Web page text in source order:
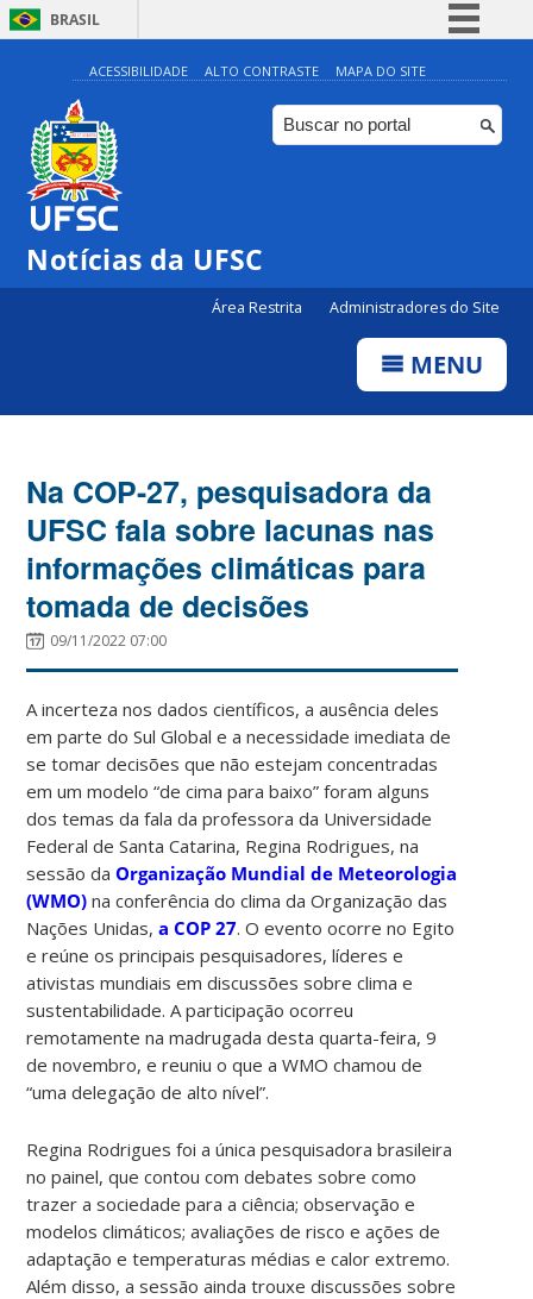
BRASIL
Simplifique!
Comunica BR
Participe
ACESSIBILIDADE ALTO CONTRASTE MAPA DO SITE
Notícias da UFSC
Área Restrita Administradores do Site
MENU
Na COP-27, pesquisadora da
UFSC fala sobre lacunas nas
informações climáticas para
tomada de decisões
09/11/2022 07:00
A incerteza nos dados científicos, a ausência deles
em parte do Sul Global e a necessidade imediata de
se tomar decisões que não estejam concentradas
em um modelo “de cima para baixo” foram alguns
dos temas da fala da professora da Universidade
Federal de Santa Catarina, Regina Rodrigues, na
sessão daOrganização Mundial de Meteorologia
(WMO) na conferência do clima da Organização das
Nações Unidas,a COP 27. O evento ocorre no Egito
e reúne os principais pesquisadores, líderes e
ativistas mundiais em discussões sobre clima e
sustentabilidade. A participação ocorreu
remotamente na madrugada desta quarta-feira, 9
de novembro, e reuniu o que a WMO chamou de
“uma delegação de alto nível”.
Regina Rodrigues foi a única pesquisadora brasileira
no painel, que contou com debates sobre como
trazer a sociedade para a ciência; observação e
modelos climáticos; avaliações de risco e ações de
adaptação e temperaturas médias e calor extremo.
Além disso, a sessão ainda trouxe discussões sobre